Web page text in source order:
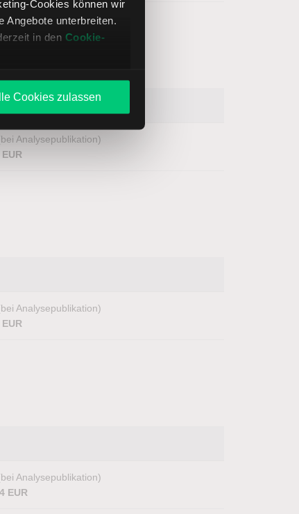
Cookies können wir
Angebote unterbreiten.
in den Cookie-
Cookies zulassen
Analysepublikation)
Analysepublikation)
Analysepublikation)
EUR